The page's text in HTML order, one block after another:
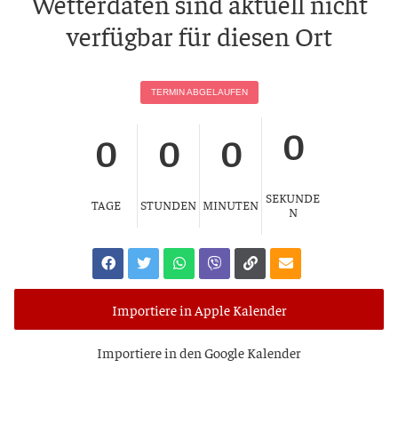
ver­füg­bar für die­sen Ort
TER­MIN ABGELAUFEN
0
TAGE
0
STUNDEN
0
MINUTEN
0
SEKUNDE
N
Importiere in Apple Kalender
Impor­tie­re in den Goog­le Kalender